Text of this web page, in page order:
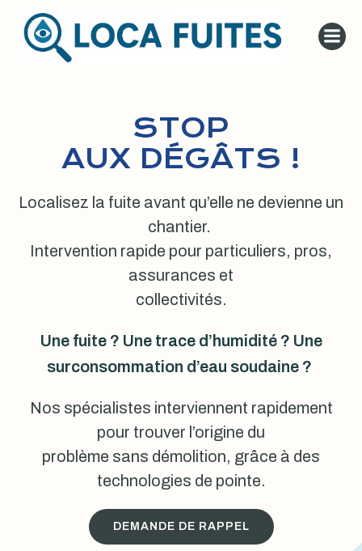
au
contenu
STOP
AUX DÉGÂTS !
Localisez la fuite avant qu’elle ne devienne un
chantier.
Intervention rapide pour particuliers, pros,
assurances et
collectivités.
Une fuite ? Une trace d’humidité ? Une
surconsommation d’eau soudaine ?
Nos spécialistes interviennent rapidement
pour trouver l’origine du
problème sans démolition, grâce à des
technologies de pointe.
DEMANDE DE RAPPEL